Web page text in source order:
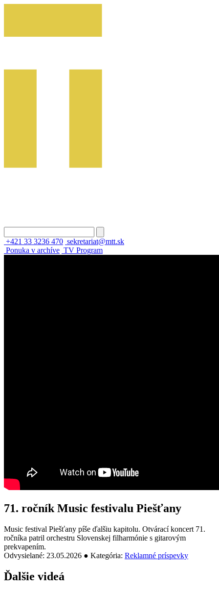
+421 33 3236 470 sekretariat@mtt.sk
Ponuka v archíve TV Program
71. ročník Music festivalu Piešťany
Music festival Piešťany píše ďalšiu kapitolu. Otvárací koncert 71.
ročníka patril orchestru Slovenskej filharmónie s gitarovým
prekvapením.
Odvysielané: 23.05.2026 ● Kategória: Reklamné príspevky
Ďalšie videá